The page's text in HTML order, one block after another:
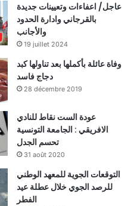
عاجل/ اعفاءات وتعيينات جديدة
بالقرجاني وادارة الحدود
والأجانب
19 juillet 2024
وفاة عائلة بأكملها بعد تناولها كبد
دجاج فاسد
28 décembre 2019
عودة الست نقاط للنادي
الافريقي : الجامعة التونسية
تحسم الجدل
31 août 2020
التوقعات الجوية للمعهد الوطني
للرصد الجوي خلال عطلة عيد
الفطر